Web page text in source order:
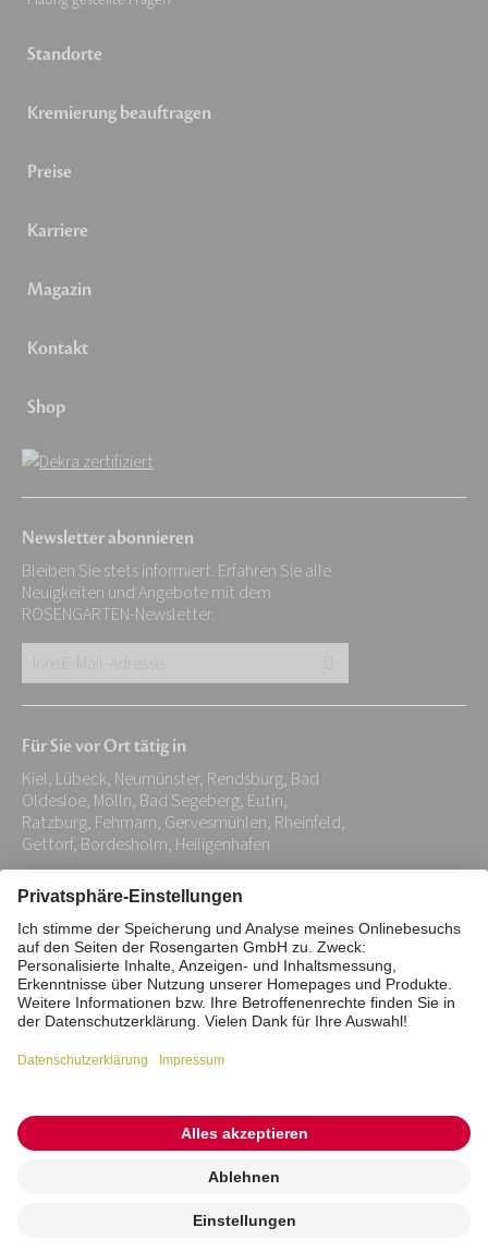
Standorte
Kremierung beauftragen
Preise
Karriere
Magazin
Kontakt
Shop
Newsletter abonnieren
Bleiben Sie stets informiert. Erfahren Sie alle
Neuigkeiten und Angebote mit dem
ROSENGARTEN-Newsletter.
E-
Adresse:
*
Für Sie vor Ort tätig in
Kiel, Lübeck, Neumünster, Rendsburg, Bad
Oldesloe, Mölln, Bad Segeberg, Eutin,
Ratzburg, Fehmarn, Gervesmühlen, Rheinfeld,
Gettorf, Bordesholm, Heiligenhafen
Impressum Datenschutz
Stiftung
Interne Meldestelle
Zahlungsmittel
Barrierefreiheitserklärung
Vertrag widerrufen
© 2026 ROSENGARTEN-Tierbestattung